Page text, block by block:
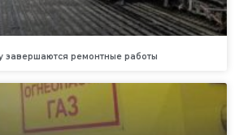
завершаются ремонтные работы